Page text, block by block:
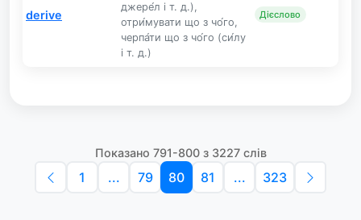
derive
джере́л і т. д.),
отри́мувати що з чо́го,
черпа́ти що з чо́го (си́лу
і т. д.)
Дієслово
Показано 791-800 з 3227 слів
1 ... 79 80 81 ... 323